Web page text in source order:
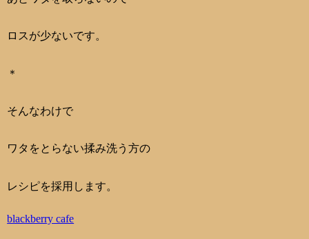
ロスが少ないです。
＊
そんなわけで
ワタをとらない揉み洗う方の
レシピを採用します。
blackberry cafe